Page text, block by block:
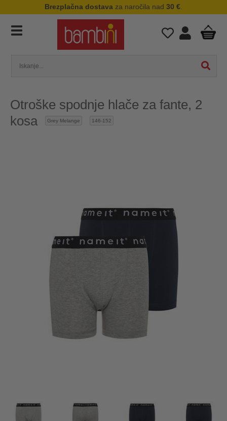
Brezplačna dostava za naročila nad 30 €
Otroške spodnje hlače za fante, 2
kosa
Grey Melange 146-152